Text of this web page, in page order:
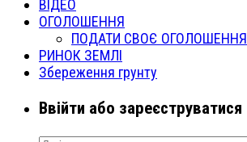
ВІДЕО
ОГОЛОШЕННЯ
ПОДАТИ СВОЄ ОГОЛОШЕННЯ
РИНОК ЗЕМЛІ
Збереження грунту
Ввійти або зареєструватися